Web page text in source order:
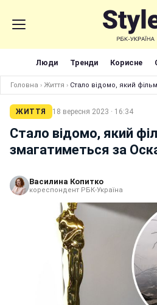
Люди Тренди Корисне
Головна › Життя › Стало відомо, який
ЖИТТЯ 18 вересня 2023 · 16:34
Стало відомо, який
змагатиметься за
Василина Копитко
кореспондент РБК-Україна